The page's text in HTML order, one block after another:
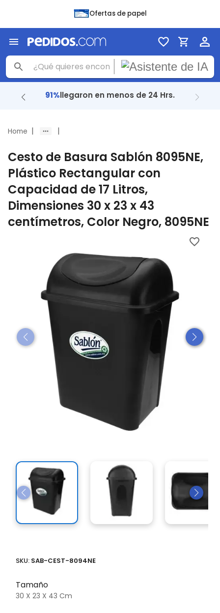
Ofertas de papel
91%llegaron en menos de 24 Hrs.
Home | |
Cesto de Basura Sablón 8095NE,
Plástico Rectangular con
Capacidad de 17 Litros,
Dimensiones 30 x 23 x 43
centímetros, Color Negro, 8095NE
SKU: SAB-CEST-8094NE
Tamaño
30 X 23 X 43 Cm